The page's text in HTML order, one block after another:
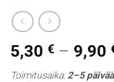
5,30 € – 9,90
Toimitusaika:2–5 päivää